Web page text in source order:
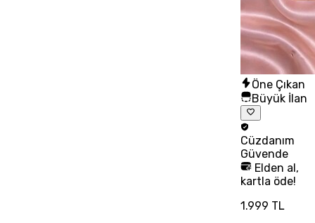
Öne Çıkan
Büyük İlan
Cüzdanım
Güvende
Elden al,
kartla öde!
1.999 TL